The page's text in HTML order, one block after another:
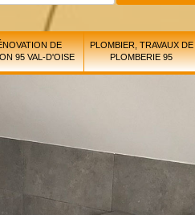
DE
95 VAL-D'OISE
PLOMBIER, TRAVAUX DE
PLOMBERIE 95